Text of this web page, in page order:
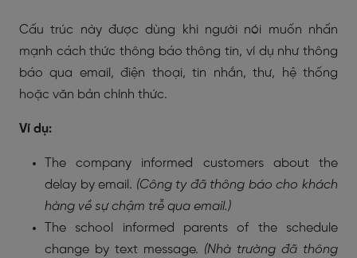
Cấu trúc này được dùng khi người nói muốn nhấn
mạnh cách thức thông báo thông tin, ví dụ như thông
báo qua email, điện thoại, tin nhắn, thư, hệ thống
hoặc văn bản chính thức.
Ví dụ:
The company informed customers about the
delay by email. (Công ty đã thông báo cho khách
hàng về sự chậm trễ qua email.)
The school informed parents of the schedule
change by text message. (Nhà trường đã thông